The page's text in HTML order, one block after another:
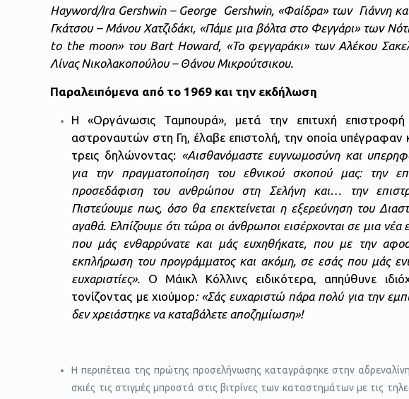
Hayword/Ira Gershwin – George Gershwin, «Φαίδρα» των Γιάννη
Γκάτσου – Μάνου Χατζιδάκι, «Πάμε μια βόλτα στο Φεγγάρι» των
to the moon» του Bart Howard, «Το φεγγαράκι» των Αλέκου
Λίνας Νικολακοπούλου – Θάνου Μικρούτσικου.
Παραλειπόμενα από το 1969 και την εκδήλωση
Η «Οργάνωσις Ταμπουρά», μετά την επιτυχή
αστροναυτών στη Γη, έλαβε επιστολή, την οποία υπέγραφαν
τρεις δηλώνοντας: «Αισθανόμαστε ευγνωμοσύνη και
για την πραγματοποίηση του εθνικού σκοπού μας: την
προσεδάφιση του ανθρώπου στη Σελήνη και… την
Πιστεύουμε πως, όσο θα επεκτείνεται η εξερεύνηση του
αγαθά. Ελπίζουμε ότι τώρα οι άνθρωποι εισέρχονται σε μια νέα
που μάς ενθαρρύνατε και μάς ευχηθήκατε, που με την
εκπλήρωση του προγράμματος και ακόμη, σε εσάς που μάς
ευχαριστίες». Ο Μάικλ Κόλλινς ειδικότερα, απηύθυνε
τονίζοντας με χιούμορ: «Σάς ευχαριστώ πάρα πολύ για την
δεν χρειάστηκε να καταβάλετε αποζημίωση»!
Η περιπέτεια της πρώτης προσελήνωσης καταγράφηκε στην
σκιές τις στιγμές μπροστά στις βιτρίνες των καταστημάτων με τις